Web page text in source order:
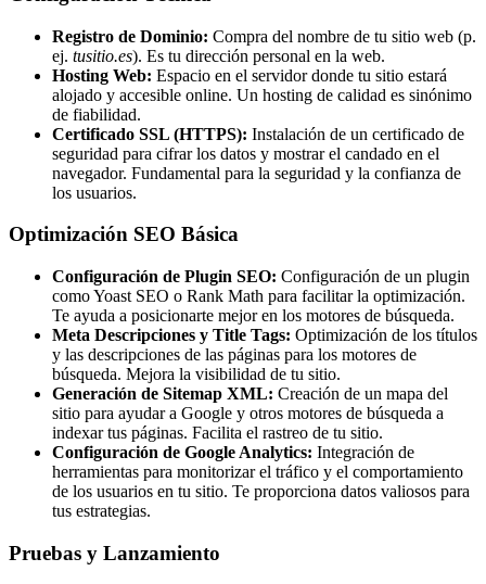
Registro de Dominio: Compra del nombre de tu sitio web (p.
ej. tusitio.es). Es tu dirección personal en la web.
Hosting Web: Espacio en el servidor donde tu sitio estará
alojado y accesible online. Un hosting de calidad es sinónimo
de fiabilidad.
Certificado SSL (HTTPS): Instalación de un certificado de
seguridad para cifrar los datos y mostrar el candado en el
navegador. Fundamental para la seguridad y la confianza de
los usuarios.
Optimización SEO Básica
Configuración de Plugin SEO: Configuración de un plugin
como Yoast SEO o Rank Math para facilitar la optimización.
Te ayuda a posicionarte mejor en los motores de búsqueda.
Meta Descripciones y Title Tags: Optimización de los títulos
y las descripciones de las páginas para los motores de
búsqueda. Mejora la visibilidad de tu sitio.
Generación de Sitemap XML: Creación de un mapa del
sitio para ayudar a Google y otros motores de búsqueda a
indexar tus páginas. Facilita el rastreo de tu sitio.
Configuración de Google Analytics: Integración de
herramientas para monitorizar el tráfico y el comportamiento
de los usuarios en tu sitio. Te proporciona datos valiosos para
tus estrategias.
Pruebas y Lanzamiento